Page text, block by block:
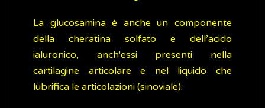
La glucosamina è anche un componente
della cheratina solfato e dell’acido
ialuronico, anch'essi presenti nella
cartilagine articolare e nel liquido che
lubrifica le articolazioni (sinoviale).